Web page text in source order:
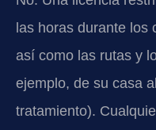
las horas durante los
así como las rutas y
ejemplo, de su casa
tratamiento).